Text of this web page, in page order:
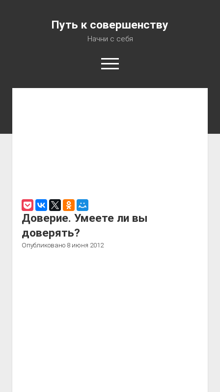
Путь к совершенству
Начни с себя
Доверие. Умеете ли вы
доверять?
Опубликовано 8 июня 2012